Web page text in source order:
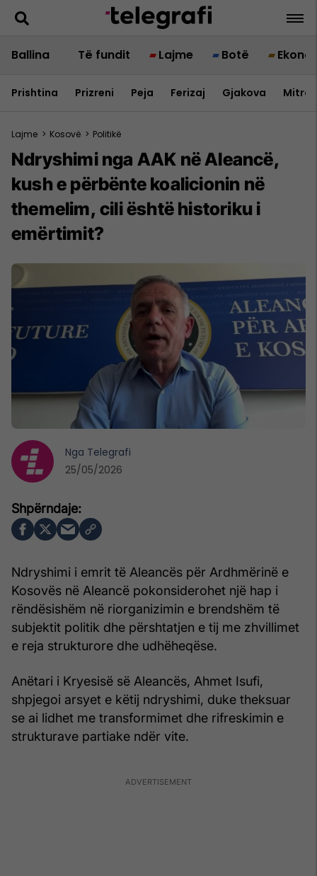
Ballina Të fundit Lajme Botë
Prishtina Prizreni Peja Ferizaj Gjakova
Lajme > Kosovë > Politikë
​Ndryshimi nga AAK në Aleancë,
kush e përbënte koalicionin në
themelim, cili është historiku i
emërtimit?
Ndryshimi i emrit të Aleancës për Ardhmërinë e
Kosovës në Aleancë pokonsiderohet një hap i
rëndësishëm në riorganizimin e brendshëm të
subjektit politik dhe përshtatjen e tij me zhvillimet
e reja strukturore dhe udhëheqëse.
Anëtari i Kryesisë së Aleancës, Ahmet Isufi,
shpjegoi arsyet e këtij ndryshimi, duke theksuar
se ai lidhet me transformimet dhe rifreskimin e
strukturave partiake ndër vite.
Nga Telegrafi
25/05/2026